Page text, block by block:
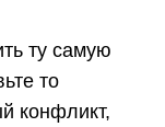
ту самую
то
конфликт,